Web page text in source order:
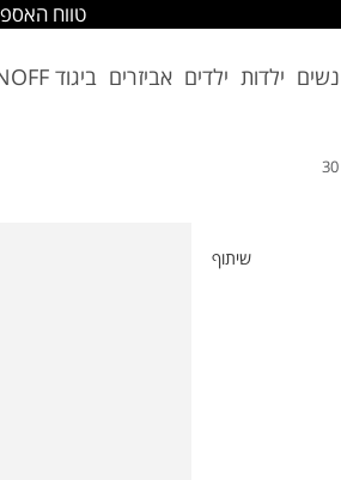
טווח האספקה
נשים ילדות ילדים אביזרים ביגוד ONOFF
שיתוף